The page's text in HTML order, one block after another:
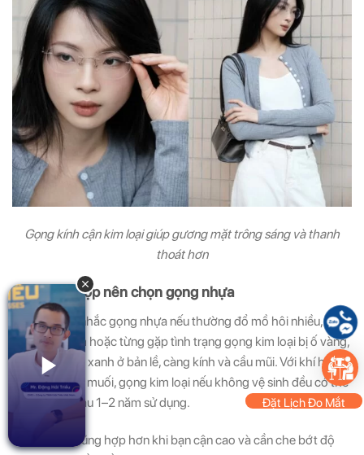
Gọng kính cận kim loại giúp gương mặt trông sáng và thanh
thoát hơn
2. Trường hợp nên chọn gọng nhựa
Bạn nên cân nhắc gọng nhựa nếu thường đổ mồ hôi nhiều, sống
mũi nhạy cảm hoặc từng gặp tình trạng gọng kim loại bị ố vàng,
tróc sơn, mốc xanh ở bản lề, càng kính và cầu mũi. Với khí hậu
ẩm và mồ hôi muối, gọng kim loại nếu không vệ sinh đều có thể
xuống màu sau 1–2 năm sử dụng.
Gọng nhựa cũng hợp hơn khi bạn cận cao và cần che bớt độ
Đặt Lịch Đo Mắt